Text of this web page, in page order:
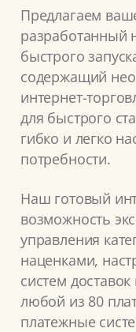
Предлагаем
разработанный
быстрого
содержащий
интернет-
для быстрого
гибко и легко
потребности.
Наш готовый
возможность
управления
наценками,
систем
любой из 80
платежные